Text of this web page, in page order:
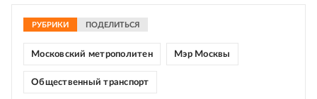
РУБРИКИ ПОДЕЛИТЬСЯ
Московский метрополитен Мэр Москвы
Общественный транспорт